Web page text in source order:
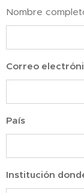
Nombre
Correo
País
Institución